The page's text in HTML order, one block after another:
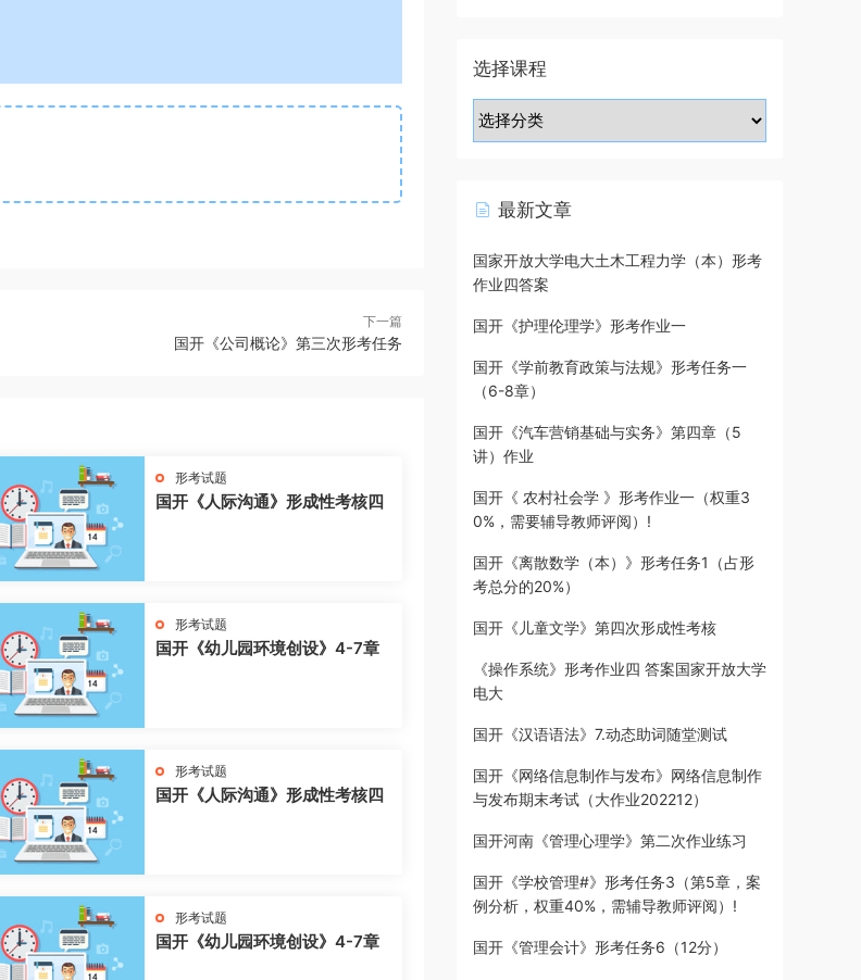
下一篇
国开《公司概论》第三次形考任务
形考试题
国开《人际沟通》形成性考核四
形考试题
国开《幼儿园环境创设》4-7章
形考试题
国开《人际沟通》形成性考核四
形考试题
国开《幼儿园环境创设》4-7章
选择课程
最新文章
国家开放大学电大土木工程力学（本）形考
作业四答案
国开《护理伦理学》形考作业一
国开《学前教育政策与法规》形考任务一
（6-8章）
国开《汽车营销基础与实务》第四章（5
讲）作业
国开《 农村社会学 》形考作业一（权重3
0%，需要辅导教师评阅）!
国开《离散数学（本）》形考任务1（占形
考总分的20%）
国开《儿童文学》第四次形成性考核
《操作系统》形考作业四 答案国家开放大学
电大
国开《汉语语法》7.动态助词随堂测试
国开《网络信息制作与发布》网络信息制作
与发布期末考试（大作业202212）
国开河南《管理心理学》第二次作业练习
国开《学校管理#》形考任务3（第5章，案
例分析，权重40%，需辅导教师评阅）!
国开《管理会计》形考任务6（12分）